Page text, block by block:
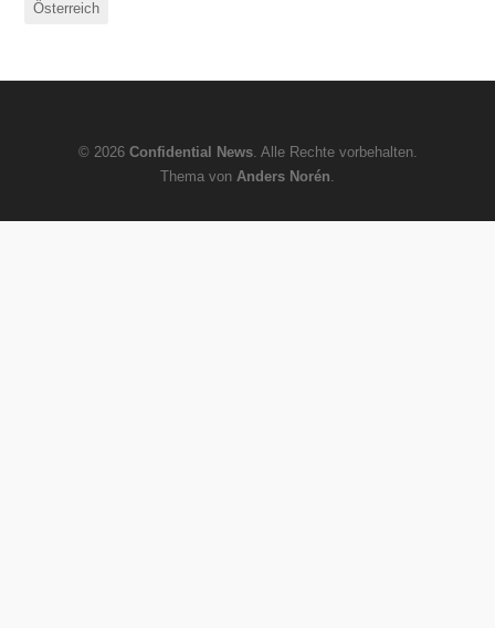
Österreich
© 2026 Confidential News. Alle Rechte vorbehalten.
Thema von Anders Norén.